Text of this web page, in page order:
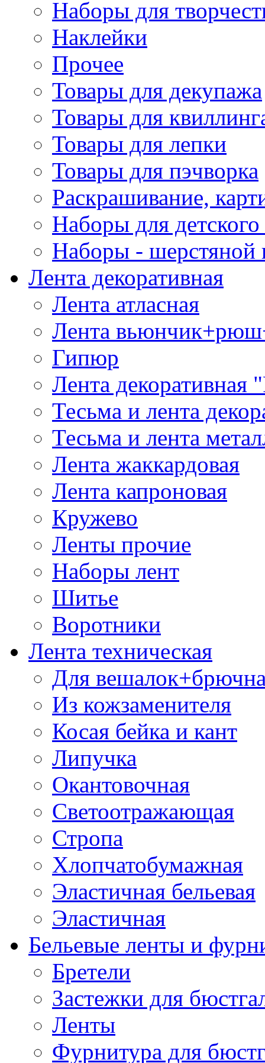
Наборы для
Наклейки
Прочее
Товары для декупажа
Товары для
Товары для лепки
Товары для пэчворка
Раскрашивание,
Наборы для
Наборы - шерстяной
Лента декоративная
Лента атласная
Лента
Гипюр
Лента декоративная
Тесьма и лента
Тесьма и лента
Лента жаккардовая
Лента капроновая
Кружево
Ленты прочие
Наборы лент
Шитье
Воротники
Лента техническая
Для
Из кожзаменителя
Косая бейка и кант
Липучка
Окантовочная
Светоотражающая
Стропа
Хлопчатобумажная
Эластичная бельевая
Эластичная
Бельевые ленты и
Бретели
Застежки для
Ленты
Фурнитура для